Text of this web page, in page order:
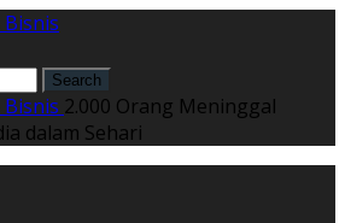
2.000 Orang Meninggal
dalam Sehari